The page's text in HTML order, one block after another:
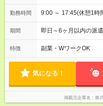
勤務時間 9:00 ～ 17:45(休憩1時
期間 即日～6ヶ月以内の派
特徴 副業・WワークOK
気になる！
掲載元企業名 株